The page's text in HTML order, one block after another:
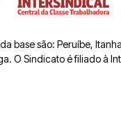
base são: Peruíbe,
O Sindicato é filiado à